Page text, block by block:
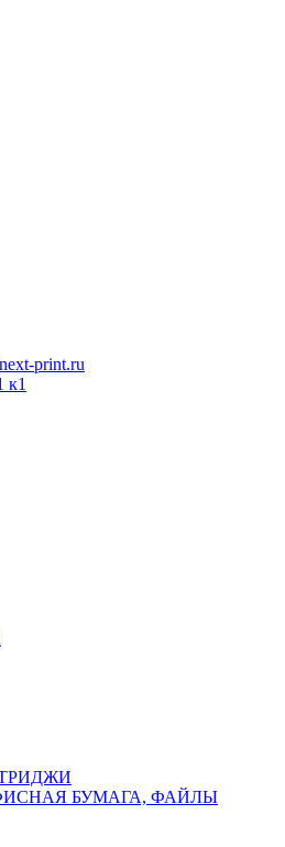
print.ru
к1
БУМАГА, ФАЙЛЫ